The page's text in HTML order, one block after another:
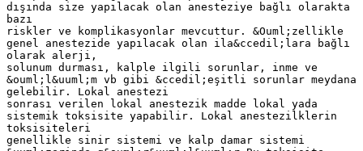
dışında size yapılacak olan anesteziye bağlı olarakta
bazı
riskler ve komplikasyonlar mevcuttur. &Ouml;zellikle
genel anestezide yapılacak olan ila&ccedil;lara bağlı
olarak alerji,
solunum durması, kalple ilgili sorunlar, inme ve
&ouml;l&uuml;m vb gibi &ccedil;eşitli sorunlar meydana
gelebilir. Lokal anestezi
sonrası verilen lokal anestezik madde lokal yada
sistemik toksisite yapabilir. Lokal anestezilklerin
toksisiteleri
genellikle sinir sistemi ve kalp damar sistemi